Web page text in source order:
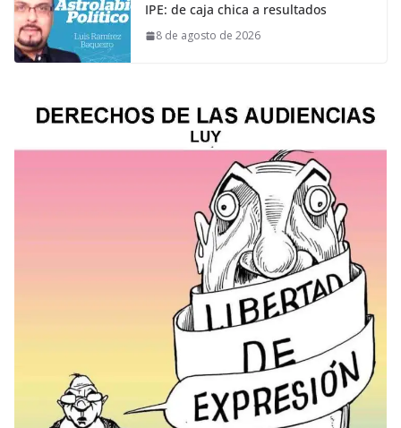
IPE: de caja chica a resultados
8 de agosto de 2026